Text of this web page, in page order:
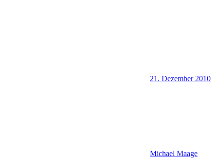
21. Dezember 2010
Michael Maage